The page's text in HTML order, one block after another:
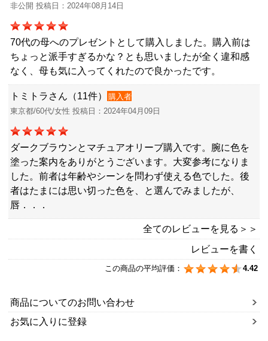
非公開 投稿日：2024年08月14日
70代の母へのプレゼントとして購入しました。購入前は
ちょっと派手すぎるかな？とも思いましたが全く違和感
なく、母も気に入ってくれたので良かったです。
トミトラさん（11件）
購入者
東京都/60代/女性 投稿日：2024年04月09日
ダークブラウンとマチュアオリーブ購入です。腕に色を
塗った案内をありがとうございます。大変参考になりま
した。前者は年齢やシーンを問わず使える色でした。後
者はたまには思い切った色を、と選んでみましたが、
唇．．．
全てのレビューを見る＞＞
レビューを書く
この商品の平均評価： 4.42
商品についてのお問い合わせ
お気に入りに登録